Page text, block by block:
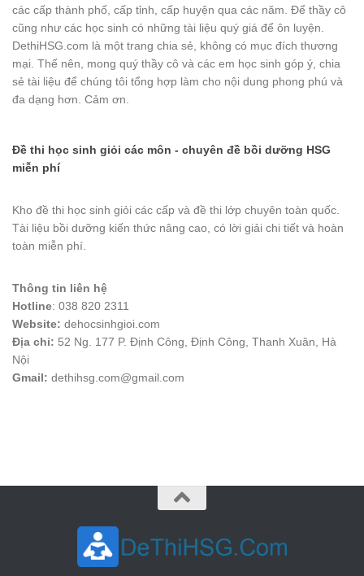
các cấp thành phố, cấp tỉnh, cấp huyện qua các năm. Để thầy cô
cũng như các học sinh có những tài liệu quý giá để ôn luyện.
DethiHSG.com là một trang chia sẻ, không có mục đích thương
mại. Thế nên, mong quý thầy cô và các em học sinh góp ý, chia
sẻ tài liệu để chúng tôi tổng hợp làm cho nội dung phong phú và
đa dạng hơn. Cảm ơn.
Đề thi học sinh giỏi các môn - chuyên đề bồi dưỡng HSG
miễn phí
Kho đề thi học sinh giỏi các cấp và đề thi lớp chuyên toàn quốc.
Tài liệu bồi dưỡng kiến thức nâng cao, có lời giải chi tiết và hoàn
toàn miễn phí.
Thông tin liên hệ
Hotline: 038 820 2311
Website: dehocsinhgioi.com
Địa chỉ: 52 Ng. 177 P. Định Công, Định Công, Thanh Xuân, Hà
Nội
Gmail: dethihsg.com@gmail.com